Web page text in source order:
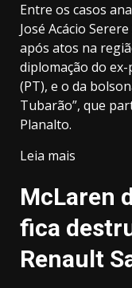
Entre os casos
José Acácio
após atos na
diplomação do
(PT), e o da
Tubarão”, que
Planalto.
Leia mais
McLaren
fica
Renault